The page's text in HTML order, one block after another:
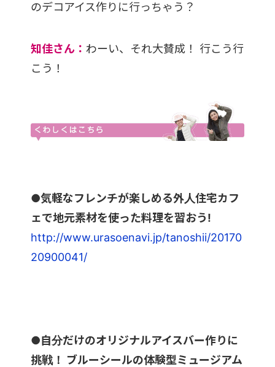
のデコアイス作りに行っちゃう？
知佳さん： わーい、それ大賛成！ 行こう行
こう！
●気軽なフレンチが楽しめる外人住宅カフ
ェで地元素材を使った料理を習おう!
http://www.urasoenavi.jp/tanoshii/20170
20900041/
●自分だけのオリジナルアイスバー作りに
挑戦！ ブルーシールの体験型ミュージアム